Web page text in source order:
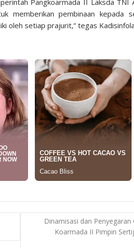
memberikan pembinaan kepada
oleh setiap prajurit,” tegas
Dinamisasi dan
Koarmada II Pimpin